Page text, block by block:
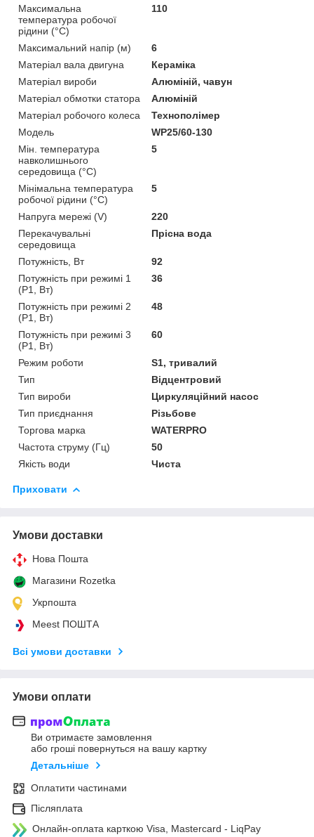
Максимальна
температура робочої
рідини (°C)
110
Максимальний напір (м)
6
Матеріал вала двигуна
Кераміка
Матеріал вироби
Алюміній, чавун
Матеріал обмотки статора
Алюміній
Матеріал робочого колеса
Технополімер
Мoдель
WP25/60-130
Мін. температура
навколишнього
середовища (°C)
5
Мінімальна температура
робочої рідини (°C)
5
Напруга мережі (V)
220
Перекачувальні
середовища
Прісна вода
Потужність, Вт
92
Потужність при режимі 1
(P1, Вт)
36
Потужність при режимі 2
(P1, Вт)
48
Потужність при режимі 3
(P1, Вт)
60
Режим роботи
S1, тривалий
Тип
Відцентровий
Тип вироби
Циркуляційний насос
Тип приєднання
Різьбове
Торгова марка
WATERPRO
Частота струму (Гц)
50
Якість води
Чиста
Приховати
Умови доставки
Нова Пошта
Магазини Rozetka
Укрпошта
Meest ПОШТА
Всі умови доставки
Умови оплати
Ви отримаєте замовлення
або гроші повернуться на вашу картку
Детальніше
Оплатити частинами
Післяплата
Онлайн-оплата карткою Visa, Mastercard - LiqPay